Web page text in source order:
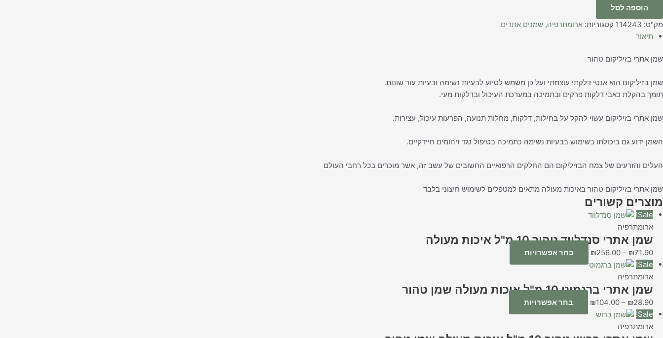
הוספה לסל
מק"ט: 114243 קטגוריות: ארומתרפיה, שמנים אתרים
תיאור
שמן אתרי בזיליקום טהור
שמן בזיליקום הוא אנטי דלקתי עוצמתי ועל כן משמש לסיוע לבעיות נשימה ובעיות עור שונות.
תומך בהקלת כאבי דלקות פרקים ובתמיכה במערכת העיכול ובדלקות מעי.
שמן אתרי בזיליקום עשוי להקל על בחילות, דלקות, מחלות תנועה, הפרעות עיכול, עצירות.
השמן ידוע גם ביכולתו בשימוש בבעיות נשימה כתמיכה בטיפול נגד זיהומים חיידקיים.
העלים והזרעים של צמח הבזיליקום הם החלקים הרפואיים החשובים של עשב זה, אשר מוכרים בכל רחבי העולם
שמן אתרי בזיליקום טהור באיכות מעולה מתאים למטפלים לשימוש חיצוני בלבד
מוצרים קשורים
Sale!
ארומתרפיה
שמן אתרי סנדלווד טהור 10 מ"ל איכות מעולה
₪71.90
–
₪256.00 בחר אפשרויות
Sale!
ארומתרפיה
שמן אתרי ברגמוט 10 מ"ל איכות מעולה שמן טהור
₪28.90
–
₪104.00 בחר אפשרויות
Sale!
ארומתרפיה